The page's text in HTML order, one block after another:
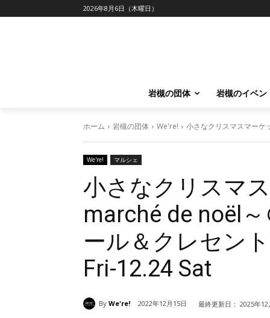
2026年8月6日（木曜日）
岩槻の団体 岩槻のイベン
ホーム 岩槻の団体 We're! 小さなクリスマスマー
We're! マルシェ
小さなクリスマ
marché de noël
ール＆クレセン
Fri-12.24 Sat
By We're! 2022年12月15日 最終更新日： 2025年12